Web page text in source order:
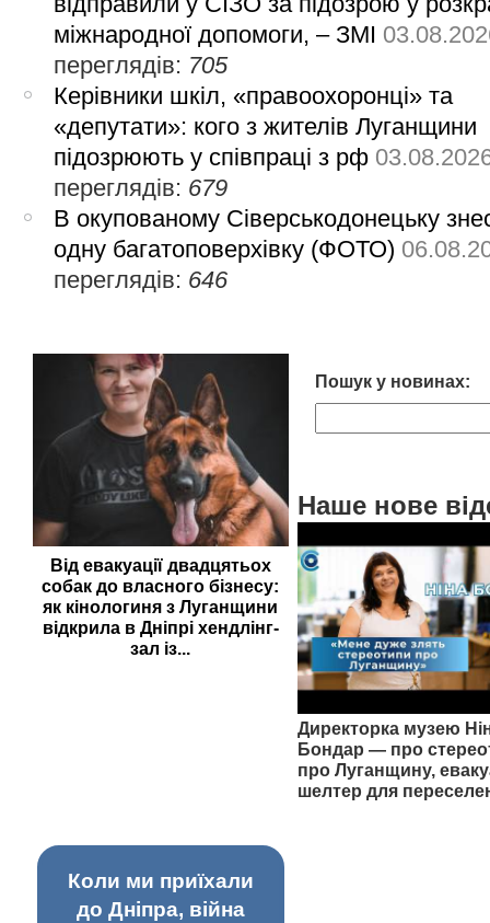
міжнародної допомоги, – ЗМІ
переглядів: 705
Керівники шкіл, «правоохоронці» та
«депутати»: кого з жителів Луганщини
підозрюють у співпраці з рф
переглядів: 679
В окупованому Сіверськодонецьку
одну багатоповерхівку (ФОТО)
переглядів: 646
Від евакуації двадцятьох
собак до власного бізнесу:
як кінологиня з Луганщини
відкрила в Дніпрі хендлінг-
зал із...
Пошук у новинах:
Наше нове
Директорка музею
Бондар — про
про Луганщину,
шелтер для
Коли ми приїхали
до Дніпра, війна